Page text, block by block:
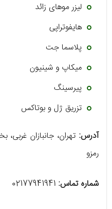
لیزر موهای زائد
هایفوتراپی
پلاسما جت
میکاپ و شینیون
پیرسینگ
تزریق ژل و بوتاکس
آدرس:
رمزو
شماره تماس: